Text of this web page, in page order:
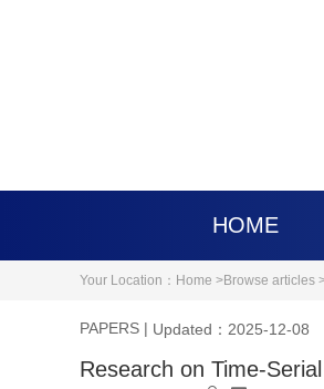
HOME
Your Location： Home >Browse articles
PAPERS | Updated：2025-12-08
Research on Time-